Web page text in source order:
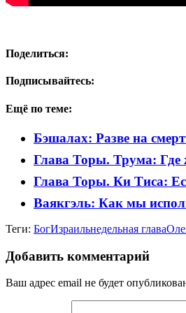
Поделиться:
Подписывайтесь:
Ещё по теме:
Бэшалах: Разве на
Глава Торы. Трума: Где
Глава Торы. Ки Тиса:
Ваякгэль: Как мы
Теги: БогИзраильнедельная глава
Добавить комментарий
Ваш адрес email не будет